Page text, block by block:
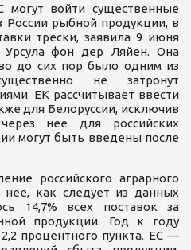
войти существенные
России рыбной продукции, в
трески, заявила 9 июня
Урсула фон дер Ляйен. Она
до сих пор было одним из
не затронут
ЕК рассчитывает ввести
для Белоруссии, исключив
нее для российских
могут быть введены после
российского аграрного
нее, как следует из данных
14,7% всех поставок за
продукции. Год к году
процентного пункта. ЕС —